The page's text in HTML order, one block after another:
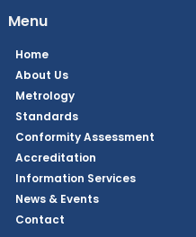
Page
Menu
Home
About Us
Metrology
Standards
Conformity Assessment
Accreditation
Information Services
News & Events
Contact